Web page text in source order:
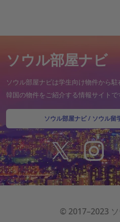
ソウル部屋ナビ
ソウル部屋ナビは学生向け物件から駐
韓国の物件をご紹介する情報サイトで
ソウル部屋ナビ/ ソウル留
© 2017–2023